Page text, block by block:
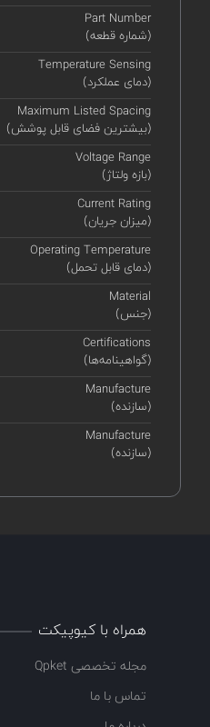
Part Number
(شماره قطعه)
Temperature Sensing
(دمای عملکرد)
Maximum Listed Spacing
(بیشترین فضای قابل پوشش)
Voltage Range
(بازه ولتاژ)
Current Rating
(میزان جریان)
Operating Temperature
(دمای قابل تحمل)
Material
(جنس)
Certifications
(گواهینامه‌ها)
Manufacture
(سازنده)
Manufacture
(سازنده)
همراه با کیوپیکت
مجله تخصصی Qpket
تماس با ما